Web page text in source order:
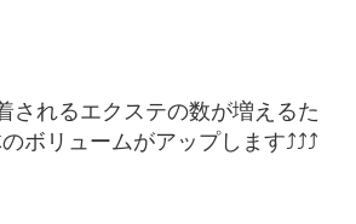
されるエクステの数が増えるた
ボリュームがアップします⤴️⤴️⤴️